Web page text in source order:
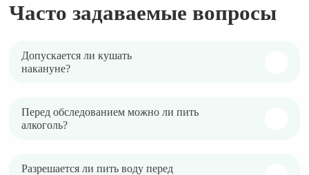
Часто задаваемые вопросы
Допускается ли кушать
накануне?
Перед обследованием можно ли пить
алкоголь?
Разрешается ли пить воду перед